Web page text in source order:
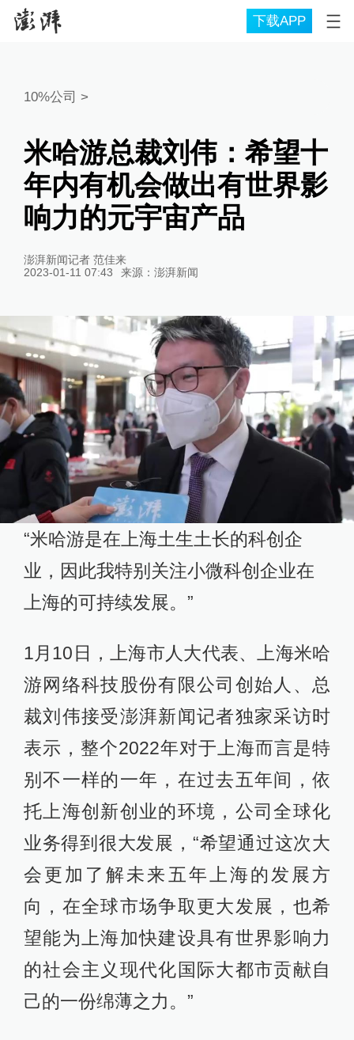
下载APP
10%公司 >
米哈游总裁刘伟：希望十
年内有机会做出有世界影
响力的元宇宙产品
澎湃新闻记者 范佳来
2023-01-11 07:43
来源： 澎湃新闻
“米哈游是在上海土生土长的科创企
业，因此我特别关注小微科创企业在
上海的可持续发展。”
1月10日，上海市人大代表、上海米哈
游网络科技股份有限公司创始人、总
裁刘伟接受澎湃新闻记者独家采访时
表示，整个2022年对于上海而言是特
别不一样的一年，在过去五年间，依
托上海创新创业的环境，公司全球化
业务得到很大发展，“希望通过这次大
会更加了解未来五年上海的发展方
向，在全球市场争取更大发展，也希
望能为上海加快建设具有世界影响力
的社会主义现代化国际大都市贡献自
己的一份绵薄之力。”